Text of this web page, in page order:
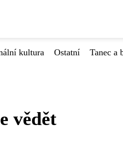
kultura Ostatní Tanec a
vědět